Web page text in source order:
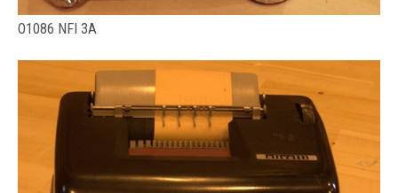
O1086 NFI 3A